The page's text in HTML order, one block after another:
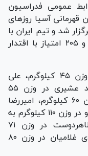
عمومی فدراسیون
قهرمانی آسیا روز‌های
شد و تیم ایران با
۶ مدال طلا، ۱ مدال نقره و ۱ مدال برنز و ۲۰۵ امتیاز با اقتدار
برای تیم ایران آرمین اسماعیلی در وزن ۴۵ کیلوگرم، علی
اسماعیلی در وزن ۴۸ کیلوگرم، وحید عشیری در وزن ۵۵
کیلوگرم، امیررضا طهماسب پور در وزن ۶۰ کیلوگرم، امیررضا
مهری در وزن ۹۲ کیلوگرم و علی اکبر آکو در وزن ۱۱۰ کیلوگرم به
مدال طلا دست یافتند. اسماعیل ظاهردوست در وزن ۷۱
کیلوگرم صاحب مدال نقره شد و مهدی غلامیان در وزن ۸۰